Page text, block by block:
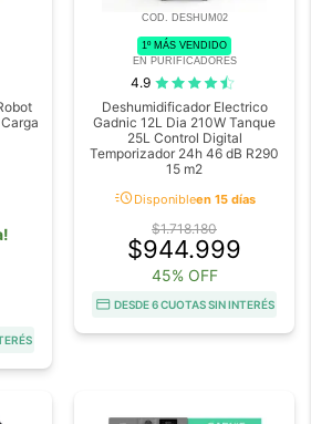
COD. DESHUM02
1º MÁS VENDIDO
EN PURIFICADORES
4.9
Deshumidificador Electrico
Gadnic 12L Dia 210W Tanque
25L Control Digital
Temporizador 24h 46 dB R290
15 m2
acuteDisponibleen 15 días
$1.718.180
$944.999
45% OFF
DESDE 6 CUOTAS SIN INTERÉS